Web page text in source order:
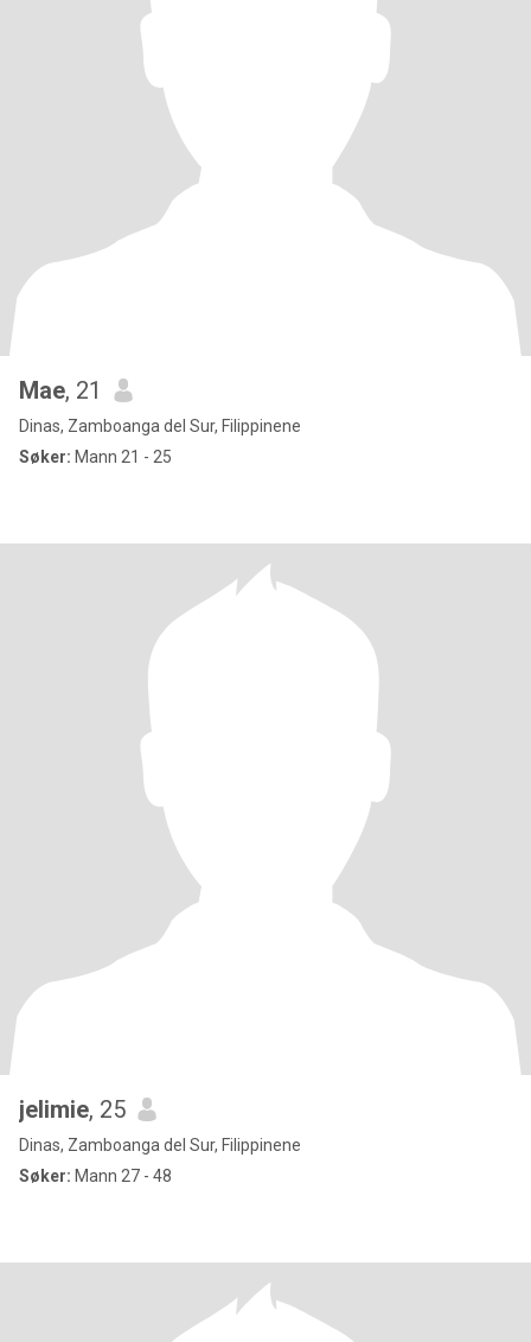
Mae, 21
Dinas, Zamboanga del Sur, Filippinene
Søker: Mann 21 - 25
jelimie, 25
Dinas, Zamboanga del Sur, Filippinene
Søker: Mann 27 - 48